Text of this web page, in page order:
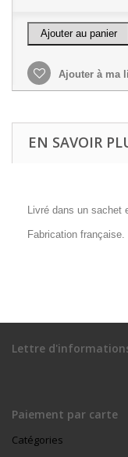
Ajouter au panier
Ajouter à ma
EN SAVOIR
Livré dans un sachet
Fabrication française.
Lettre
Paiement par carte
Catégories